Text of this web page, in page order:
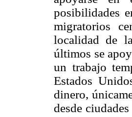
posibilidades
migratorios
localidad de
últimos se
un trabajo
Estados
dinero,
desde